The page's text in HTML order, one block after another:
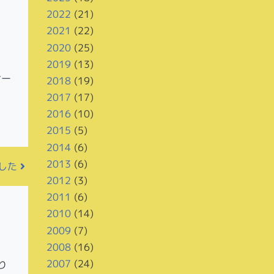
た
2022 (21)
2021 (22)
2020(25)
2019 (13)
2018 (19)
2017 (17)
2016 (10)
2015 (5)
2014 (6)
2013 (6)
2012 (3)
2011 (6)
2010(14)
2009 (7)
2008 (16)
2007 (24)